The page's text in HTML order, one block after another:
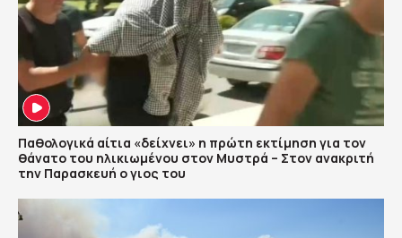
Παθολογικά αίτια «δείχνει» η πρώτη εκτίμηση για τον
θάνατο του ηλικιωμένου στον Μυστρά – Στον ανακριτή
την Παρασκευή ο γιος του